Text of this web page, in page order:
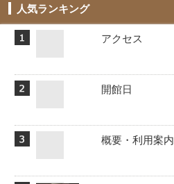
人気ランキング
アクセス
開館日
概要・利用案内